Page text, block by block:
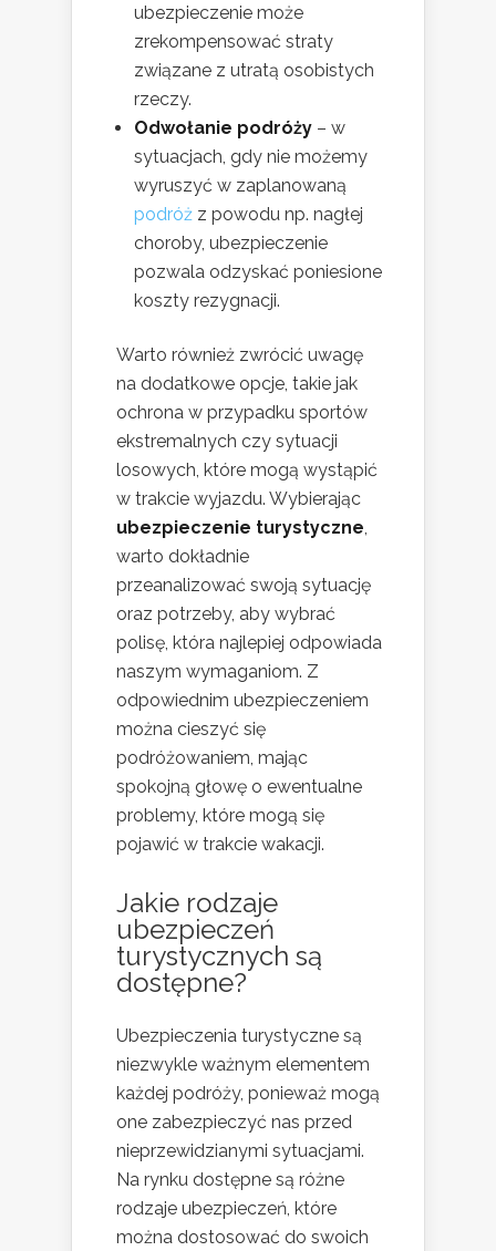
ubezpieczenie może
zrekompensować straty
związane z utratą osobistych
rzeczy.
Odwołanie podróży – w
sytuacjach, gdy nie możemy
wyruszyć w zaplanowaną
podróż z powodu np. nagłej
choroby, ubezpieczenie
pozwala odzyskać poniesione
koszty rezygnacji.
Warto również zwrócić uwagę
na dodatkowe opcje, takie jak
ochrona w przypadku sportów
ekstremalnych czy sytuacji
losowych, które mogą wystąpić
w trakcie wyjazdu. Wybierając
ubezpieczenie turystyczne
warto dokładnie
przeanalizować swoją sytuację
oraz potrzeby, aby wybrać
polisę, która najlepiej odpowiada
naszym wymaganiom. Z
odpowiednim ubezpieczeniem
można cieszyć się
podróżowaniem, mając
spokojną głowę o ewentualne
problemy, które mogą się
pojawić w trakcie wakacji.
Jakie rodzaje
ubezpieczeń
turystycznych są
dostępne?
Ubezpieczenia turystyczne są
niezwykle ważnym elementem
każdej podróży, ponieważ mogą
one zabezpieczyć nas przed
nieprzewidzianymi sytuacjami.
Na rynku dostępne są różne
rodzaje ubezpieczeń, które
można dostosować do swoich